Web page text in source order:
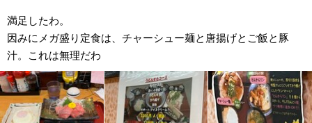
満足したわ。
因みにメガ盛り定食は、チャーシュー麺と唐揚げとご飯と豚
汁。これは無理だわ